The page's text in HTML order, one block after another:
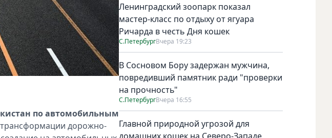
по автомобильным
дорожно-
Ленинградский зоопарк показал
мастер-класс по отдыху от ягуара
Ричарда в честь Дня кошек
С.ПетербургВчера 19:23
В Сосновом Бору задержан мужчина,
повредивший памятник ради "проверки
на прочность"
С.ПетербургВчера 16:55
Главной природной угрозой для
домашних кошек на Северо-Западе